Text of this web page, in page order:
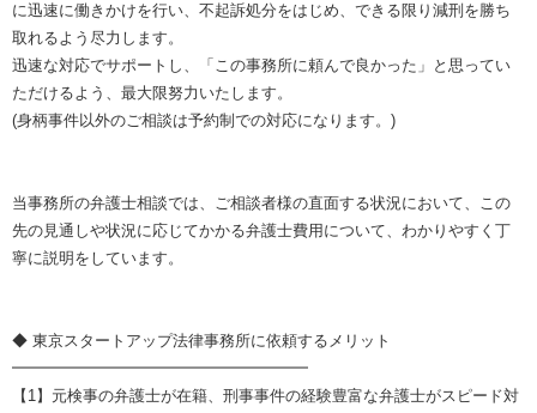
に迅速に働きかけを行い、不起訴処分をはじめ、できる限り減刑を勝ち
取れるよう尽力します。
迅速な対応でサポートし、「この事務所に頼んで良かった」と思ってい
ただけるよう、最大限努力いたします。
(身柄事件以外のご相談は予約制での対応になります。)
当事務所の弁護士相談では、ご相談者様の直面する状況において、この
先の見通しや状況に応じてかかる弁護士費用について、わかりやすく丁
寧に説明をしています。
◆ 東京スタートアップ法律事務所に依頼するメリット
━━━━━━━━━━━━━━━━━━━
【1】元検事の弁護士が在籍、刑事事件の経験豊富な弁護士がスピード対